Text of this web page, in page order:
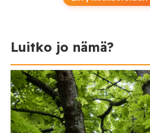
Luitko jo nämä?